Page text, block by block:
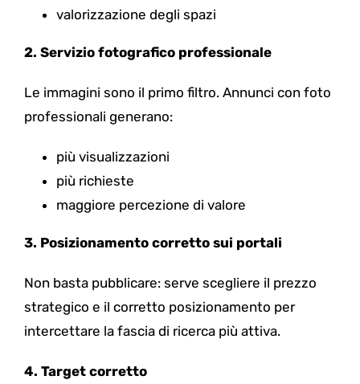
valorizzazione degli spazi
2. Servizio fotografico professionale
Le immagini sono il primo filtro. Annunci con foto
professionali generano:
più visualizzazioni
più richieste
maggiore percezione di valore
3. Posizionamento corretto sui portali
Non basta pubblicare: serve scegliere il prezzo
strategico e il corretto posizionamento per
intercettare la fascia di ricerca più attiva.
4. Target corretto